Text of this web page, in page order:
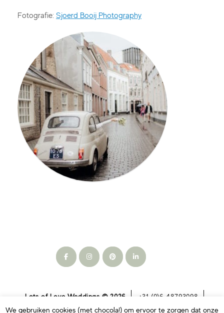
Fotografie: Sjoerd Booij Photography
Lots of Love Weddings © 2026
+31 (0)6 48793098
info@lotsofloveweddings.nl
algemene voorwaarden
We gebruiken cookies (met chocola!) om ervoor te zorgen dat onze